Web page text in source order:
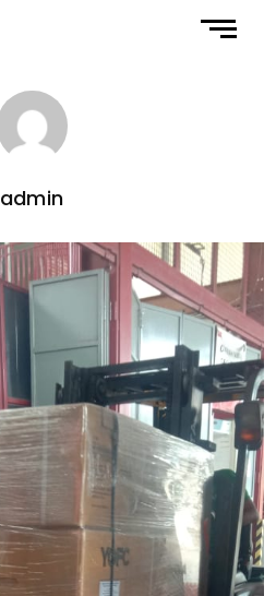
admin